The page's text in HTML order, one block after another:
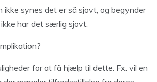
synes det er så sjovt, og begynder
har det særlig sjovt.
for at få hjælp til dette. Fx. vil en